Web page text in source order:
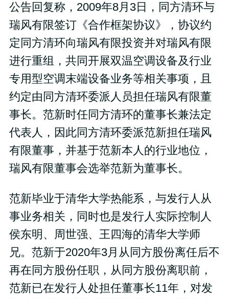
公告回复称，2009年8月3日，同方清环与
瑞风有限签订《合作框架协议》，协议约
定同方清环向瑞风有限投资并对瑞风有限
进行重组，共同开展双温空调设备及行业
专用型空调末端设备业务等相关事项，且
约定由同方清环委派人员担任瑞风有限董
事长。范新时任同方清环的董事长兼法定
代表人，因此同方清环委派范新担任瑞风
有限董事，并基于范新本人的行业地位，
瑞风有限董事会选举范新为董事长。
范新毕业于清华大学热能系，与发行人从
事业务相关，同时也是发行人实际控制人
侯东明、周世强、王四海的清华大学师
兄。范新于2020年3月从同方股份离任后不
再在同方股份任职，从同方股份离职前，
范新已在发行人处担任董事长11年，对发